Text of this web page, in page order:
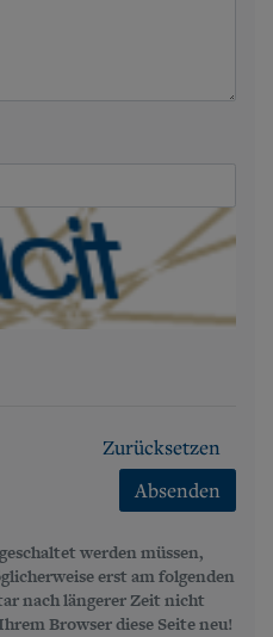
Zurücksetzen
Absenden
werden müssen,
erst am folgenden
nach längerer Zeit nicht
Browser diese Seite neu!